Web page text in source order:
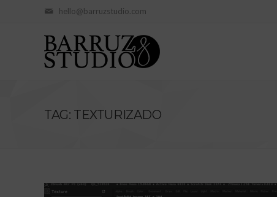
hello@barruzstudio.com
TAG: TEXTURIZADO